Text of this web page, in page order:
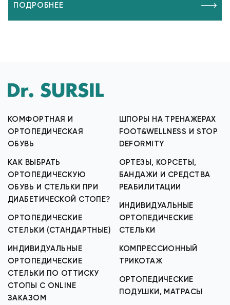
ПОДРОБНЕЕ
КОМФОРТНАЯ И
ОРТОПЕДИЧЕСКАЯ
ОБУВЬ
КАК ВЫБРАТЬ
ОРТОПЕДИЧЕСКУЮ
ОБУВЬ И СТЕЛЬКИ ПРИ
ДИАБЕТИЧЕСКОЙ СТОПЕ?
ОРТОПЕДИЧЕСКИЕ
СТЕЛЬКИ (СТАНДАРТНЫЕ)
ИНДИВИДУАЛЬНЫЕ
ОРТОПЕДИЧЕСКИЕ
СТЕЛЬКИ ПО ОТТИСКУ
СТОПЫ С ONLINE
ЗАКАЗОМ
ШПОРЫ НА ТРЕНАЖЕРАХ
FOOT&WELLNESS И STOP
DEFORMITY
ОРТЕЗЫ, КОРСЕТЫ,
БАНДАЖИ И СРЕДСТВА
РЕАБИЛИТАЦИИ
ИНДИВИДУАЛЬНЫЕ
ОРТОПЕДИЧЕСКИЕ
СТЕЛЬКИ
КОМПРЕССИОННЫЙ
ТРИКОТАЖ
ОРТОПЕДИЧЕСКИЕ
ПОДУШКИ, МАТРАСЫ